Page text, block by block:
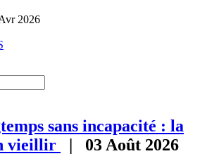
2026
sans incapacité : la
vieillir
| 03 Août 2026